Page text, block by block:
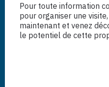
Pour toute information
pour organiser une
maintenant et venez
le potentiel de cette